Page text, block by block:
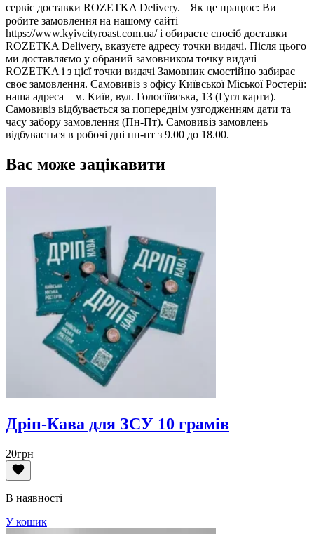
сервіс доставки ROZETKA Delivery. Як це працює: Ви
робите замовлення на нашому сайті
https://www.kyivcityroast.com.ua/ і обираєте спосіб доставки
ROZETKA Delivery, вказуєте адресу точки видачі. Після цього
ми доставляємо у обраний замовником точку видачі
ROZETKA і з цієї точки видачі Замовник смостійно забирає
своє замовлення. Самовивіз з офісу Київської Міської Ростерії:
наша адреса – м. Київ, вул. Голосіївська, 13 (Гугл карти).
Самовивіз відбувається за попереднім узгодженням дати та
часу забору замовлення (Пн-Пт). Самовивіз замовлень
відбувається в робочі дні пн-пт з 9.00 до 18.00.
Вас може зацікавити
Дріп-Кава для ЗСУ 10 грамів
20грн
В наявності
У кошик